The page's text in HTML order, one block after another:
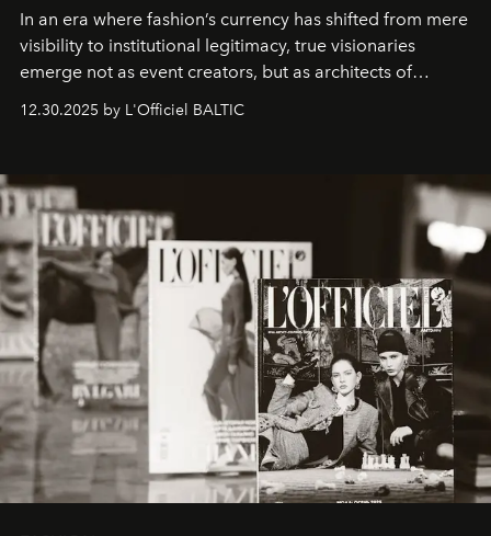
In an era where fashion’s currency has shifted from mere
visibility to institutional legitimacy, true visionaries
emerge not as event creators, but as architects of
ecosystems.
Sabrina Spinelli
brand strategist with three decades of mastery in luxury,
framework where creativity, commerce, and culture
converge with surgical precision.
12.30.2025 by L'Officiel BALTIC